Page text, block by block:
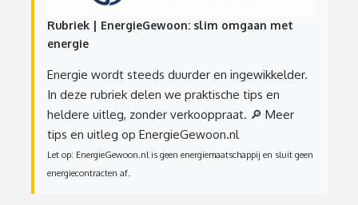
Rubriek | EnergieGewoon: slim omgaan met
energie
Energie wordt steeds duurder en ingewikkelder.
In deze rubriek delen we praktische tips en
heldere uitleg, zonder verkooppraat. 🔎 Meer
tips en uitleg op EnergieGewoon.nl
Let op: EnergieGewoon.nl is geen energiemaatschappij en sluit geen
energiecontracten af.